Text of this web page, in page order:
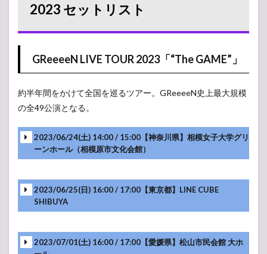
ライブ・
コンサー
2021年ツ
アー 「ツ
ーナゲー
作戦 ～何
処かに広
がる大き
5
GReeeeN
ト 2019
セットリ
2023 セットリスト
GReeeeN LIVE TOUR 2023「“The GAME”」
約半年間をかけて全国を巡るツアー。GReeeeN史上最大規模
の全49公演となる。
2023/06/24(土) 14:00 / 15:00【神奈川県】相模女子大学グリ
ーンホール（相模原市文化会館）
2023/06/25(日) 16:00 / 17:00【東京都】LINE CUBE
SHIBUYA
2023/07/01(土) 16:00 / 17:00【愛媛県】松山市民会館 大ホ